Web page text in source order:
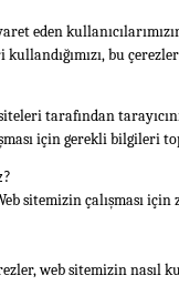
eden
bu
tarafından
için gerekli bilgileri
sitemizin çalışması
web sitemizin nasıl